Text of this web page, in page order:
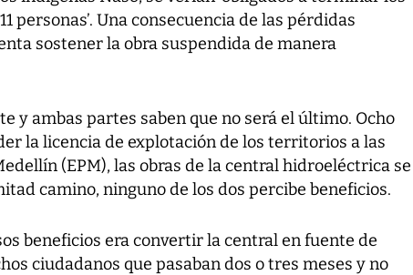
personas’. Una consecuencia de las pérdidas
sostener la obra suspendida de manera
y ambas partes saben que no será el último. Ocho
la licencia de explotación de los territorios a las
(EPM), las obras de la central hidroeléctrica se
camino, ninguno de los dos percibe beneficios.
beneficios era convertir la central en fuente de
ciudadanos que pasaban dos o tres meses y no